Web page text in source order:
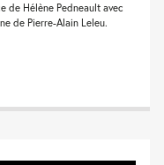
de Hélène Pedneault avec
de Pierre-Alain Leleu.